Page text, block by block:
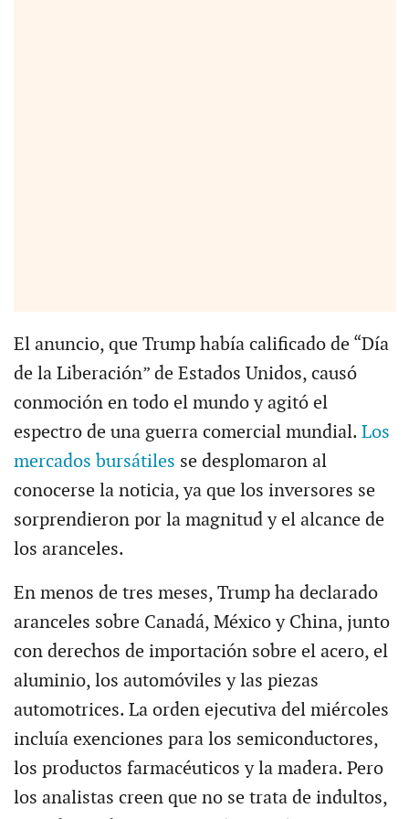
El anuncio, que Trump había calificado de “Día
de la Liberación” de Estados Unidos, causó
conmoción en todo el mundo y agitó el
espectro de una guerra comercial mundial. Los
mercados bursátiles se desplomaron al
conocerse la noticia, ya que los inversores se
sorprendieron por la magnitud y el alcance de
los aranceles.
En menos de tres meses, Trump ha declarado
aranceles sobre Canadá, México y China, junto
con derechos de importación sobre el acero, el
aluminio, los automóviles y las piezas
automotrices. La orden ejecutiva del miércoles
incluía exenciones para los semiconductores,
los productos farmacéuticos y la madera. Pero
los analistas creen que no se trata de indultos,